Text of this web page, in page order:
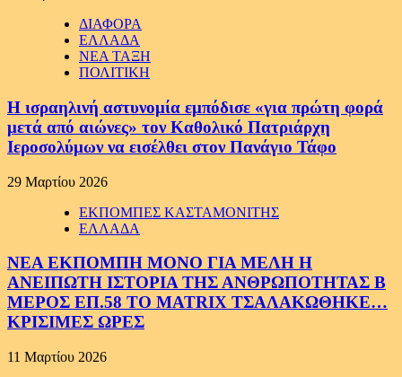
ΔΙΑΦΟΡΑ
ΕΛΛΑΔΑ
ΝΕΑ ΤΑΞΗ
ΠΟΛΙΤΙΚΗ
Η ισραηλινή αστυνομία εμπόδισε «για πρώτη φορά
μετά από αιώνες» τον Καθολικό Πατριάρχη
Ιεροσολύμων να εισέλθει στον Πανάγιο Τάφο
29 Μαρτίου 2026
ΕΚΠΟΜΠΕΣ ΚΑΣΤΑΜΟΝΙΤΗΣ
ΕΛΛΑΔΑ
ΝΕΑ ΕΚΠΟΜΠΗ ΜΟΝΟ ΓΙΑ ΜΕΛΗ Η
ΑΝΕΙΠΩΤΗ ΙΣΤΟΡΙΑ ΤΗΣ ΑΝΘΡΩΠΟΤΗΤΑΣ Β
ΜΕΡΟΣ ΕΠ.58 ΤΟ MATRIX ΤΣΑΛΑΚΩΘΗΚΕ…
ΚΡΙΣΙΜΕΣ ΩΡΕΣ
11 Μαρτίου 2026